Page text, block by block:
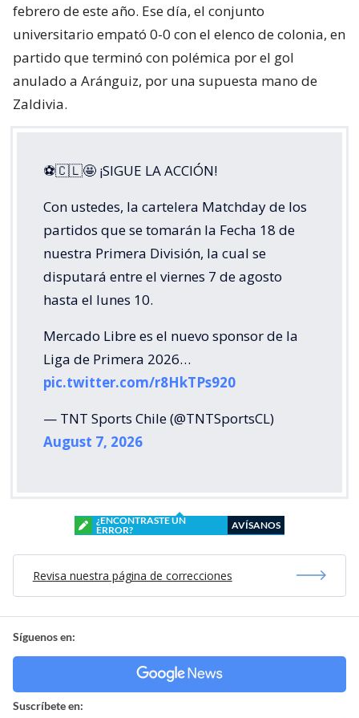
febrero de este año. Ese día, el conjunto
universitario empató 0-0 con el elenco de colonia, en
partido que terminó con polémica por el gol
anulado a Aránguiz, por una supuesta mano de
Zaldivia.
⚽🇨🇱🤩 ¡SIGUE LA ACCIÓN!
Con ustedes, la cartelera Matchday de los
partidos que se tomarán la Fecha 18 de
nuestra Primera División, la cual se
disputará entre el viernes 7 de agosto
hasta el lunes 10.
Mercado Libre es el nuevo sponsor de la
Liga de Primera 2026…
pic.twitter.com/r8HkTPs920
— TNT Sports Chile (@TNTSportsCL)
August 7, 2026
¿ENCONTRASTE UN
ERROR?
AVÍSANOS
Revisa nuestra página de correcciones
Síguenos en:
Suscríbete en: